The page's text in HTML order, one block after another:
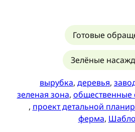
Готовые
Зелёные
вырубка, деревья,
зеленая зона, общественные
, проект детальной
ферма,